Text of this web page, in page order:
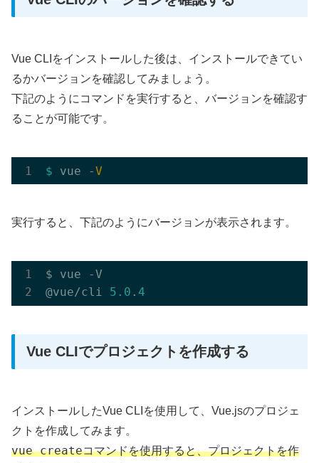
Vue CLIをインストールした後は、インストールできてい
るかバージョンを確認してみましょう。
下記のようにコマンドを実行すると、バージョンを確認す
ることが可能です。
$ vue -V
実行すると、下記のようにバージョンが表示されます。
$ vue -V
@vue/cli 5.0 . 4
Vue CLIでプロジェクトを作成する
インストールしたVue CLIを使用して、Vue.jsのプロジェ
クトを作成してみます。
vue createコマンドを使用すると、プロジェクトを作